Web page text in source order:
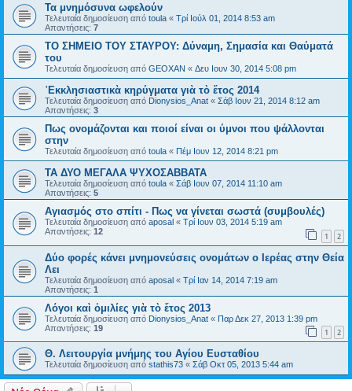
Τα μνημόσυνα ωφελούν
Τελευταία δημοσίευση από toula « Τρί Ιούλ 01, 2014 8:53 am
Απαντήσεις: 7
ΤΟ ΣΗΜΕΙΟ TOY ΣΤΑΥΡΟΥ: Δύναμη, Σημασία και Θαύματά
του
Τελευταία δημοσίευση από GEOXAN « Δευ Ιουν 30, 2014 5:08 pm
᾿Εκκλησιαστικὰ κηρύγματα γιὰ τὸ ἔτος 2014
Τελευταία δημοσίευση από Dionysios_Anat « Σάβ Ιουν 21, 2014 8:12 am
Απαντήσεις: 3
Πως ονομάζονται και ποιοί είναι οι ύμνοι που ψάλλονται
στην
Τελευταία δημοσίευση από toula « Πέμ Ιουν 12, 2014 8:21 pm
ΤΑ ΔΥΟ ΜΕΓΑΛΑ ΨΥΧΟΣΑΒΒΑΤΑ
Τελευταία δημοσίευση από toula « Σάβ Ιουν 07, 2014 11:10 am
Απαντήσεις: 5
Αγιασμός στο σπίτι - Πως να γίνεται σωστά (συμβουλές)
Τελευταία δημοσίευση από aposal « Τρί Ιουν 03, 2014 5:19 am
Απαντήσεις: 12 1 2
Δύο φορές κάνει μνημονεύσεις ονομάτων ο Ιερέας στην Θεία
Λει
Τελευταία δημοσίευση από aposal « Τρί Ιαν 14, 2014 7:19 am
Απαντήσεις: 1
Λόγοι καὶ ὁμιλίες γιὰ τὸ ἔτος 2013
Τελευταία δημοσίευση από Dionysios_Anat « Παρ Δεκ 27, 2013 1:39 pm
Απαντήσεις: 19 1 2
Θ. Λειτουργία μνήμης του Αγίου Ευσταθίου
Τελευταία δημοσίευση από stathis73 « Σάβ Οκτ 05, 2013 5:44 am